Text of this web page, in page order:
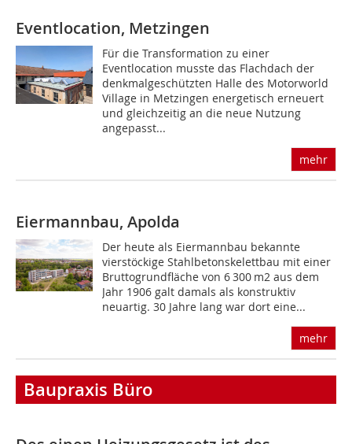
Eventlocation, Metzingen
Für die Transformation zu einer
Eventlocation musste das Flachdach der
denkmalgeschützten Halle des Motorworld
Village in Metzingen energetisch erneuert
und gleichzeitig an die neue Nutzung
angepasst...
mehr
Eiermannbau, Apolda
Der heute als Eiermannbau bekannte
vierstöckige Stahlbetonskelettbau mit einer
Bruttogrundfläche von 6 300 m2 aus dem
Jahr 1906 galt damals als konstruktiv
neuartig. 30 Jahre lang war dort eine...
mehr
Baupraxis Büro